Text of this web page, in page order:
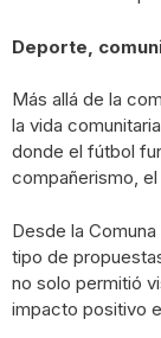
Deporte,
Más allá de la
la vida
donde el fútbol
compañerismo,
Desde la
tipo de
no solo permitió
impacto positivo